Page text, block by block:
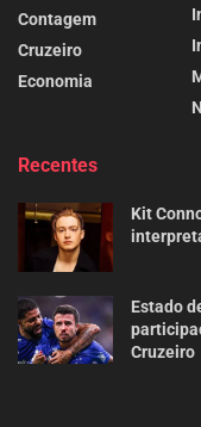
Contagem
Cruzeiro
Economia
Recentes
Kit
Estado
Cruzeiro